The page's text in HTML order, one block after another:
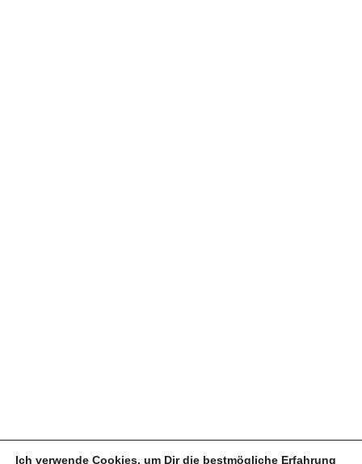
Ich verwende Cookies, um Dir die bestmögliche Erfahrung